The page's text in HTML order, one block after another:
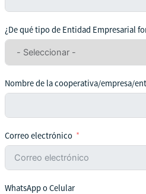
¿De qué tipo de Entidad Empresarial
Nombre de la cooperativa/empresa/
Correo electrónico
WhatsApp o Celular